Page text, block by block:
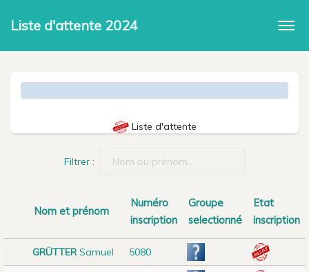
Liste d'attente 2024
Liste d'attente
Filtrer :
Nom et prénom
Numéro
inscription
Groupe
selectionné
Etat
inscription
GRÜTTER Samuel 5080